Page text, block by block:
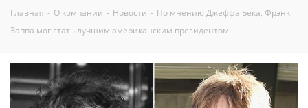
Главная - О компании - Новости - По мнению Джеффа Бека, Фрэнк
Заппа мог стать лучшим американским президентом